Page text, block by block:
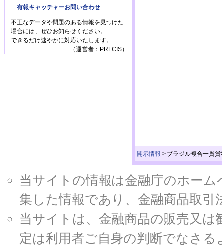
開示情報 > ブラジル複合一貫
有報キャッチャーお問い合わせ
不正なデータや問題のある情報を見つけた
場合には、ぜひお知らせください。
できるだけ速やかに対応いたします。
（運営者：PRECIS）
当サイトの情報は金融庁のホー
集した情報であり、金融商品取
当サイトは、金融商品の販売又
定は利用者ご自身の判断でなさ